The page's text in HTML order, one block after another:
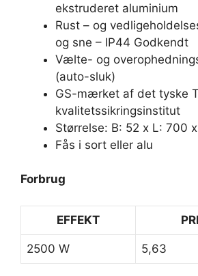
ekstruderet aluminium
Rust – og
og sne – IP44 Godkendt
Vælte- og
(auto-sluk)
GS-mærket af det tyske
kvalitetssikringsinstitut
Størrelse: B: 52 x L: 700
Fås i sort eller alu
Forbrug
EFFEKT
2500 W 5,63